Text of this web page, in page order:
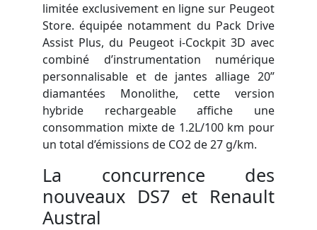
limitée exclusivement en ligne sur Peugeot
Store. équipée notamment du Pack Drive
Assist Plus, du Peugeot i-Cockpit 3D avec
combiné d’instrumentation numérique
personnalisable et de jantes alliage 20”
diamantées Monolithe, cette version
hybride rechargeable affiche une
consommation mixte de 1.2L/100 km pour
un total d’émissions de CO2 de 27 g/km.
La concurrence des
nouveaux DS7 et Renault
Austral